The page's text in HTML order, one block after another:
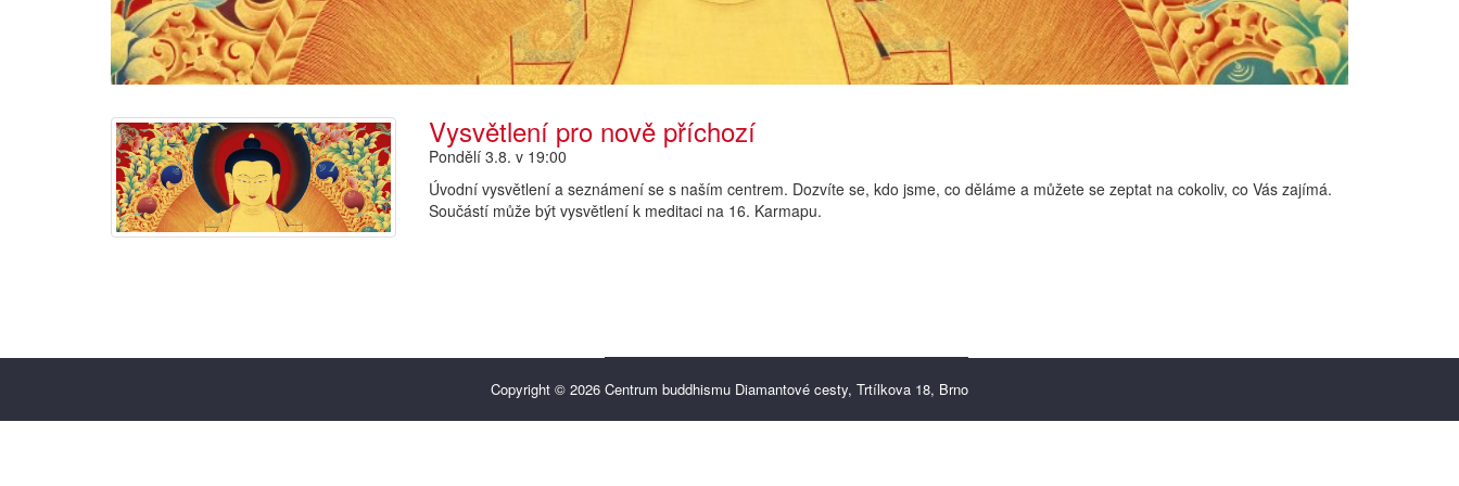
Vysvětlení pro nově příchozí
Pondělí 3.8. v 19:00
Úvodní vysvětlení a seznámení se s naším centrem. Dozvíte se, kdo jsme, co děláme a můžete se zeptat na cokoliv, co Vás zajímá.
Součástí může být vysvětlení k meditaci na 16. Karmapu.
Copyright © 2026 Centrum buddhismu Diamantové cesty, Trtílkova 18, Brno